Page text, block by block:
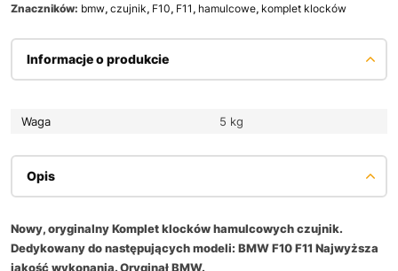
Znaczników: bmw, czujnik, F10, F11 , hamulcowe, komplet klocków
Informacje o produkcie
Waga 5 kg
Opis
Nowy, oryginalny Komplet klocków hamulcowych czujnik.
Dedykowany do następujących modeli: BMW F10 F11 Najwyższa
jakość wykonania. Oryginał BMW.